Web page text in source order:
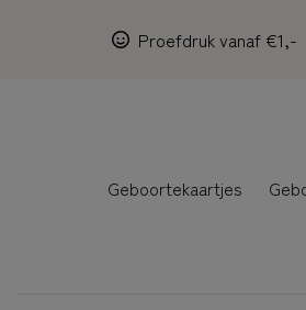
Proefdruk vanaf €1,-
Geboortekaartjes